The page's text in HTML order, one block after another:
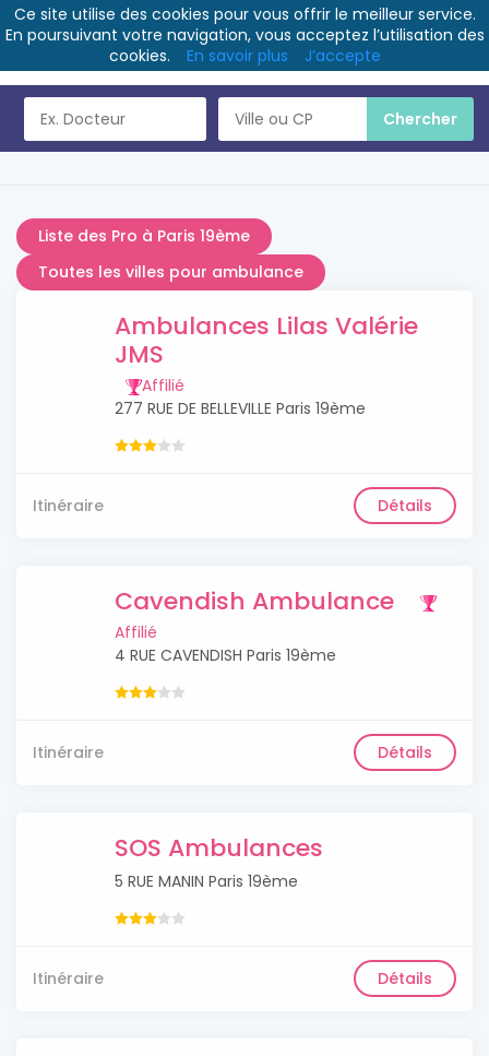
Liste des Pro à Paris 19ème
Toutes les villes pour ambulance
Ambulances Lilas Valérie
JMS
Affilié
277 RUE DE BELLEVILLE Paris 19ème
Itinéraire Détails
Cavendish Ambulance
Affilié
4 RUE CAVENDISH Paris 19ème
Itinéraire Détails
SOS Ambulances
5 RUE MANIN Paris 19ème
Itinéraire Détails
Ce site utilise des cookies pour vous offrir le meilleur service.
En poursuivant votre navigation, vous acceptez l’utilisation des
cookies.
En savoir plus J’accepte